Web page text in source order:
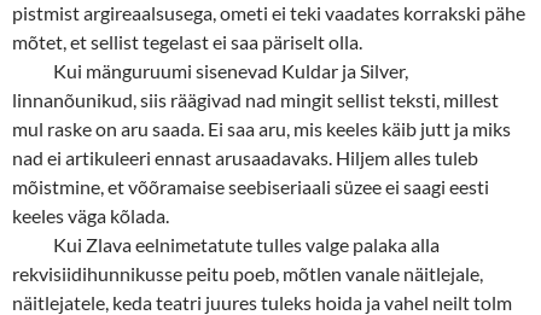
pistmist argireaalsusega, ometi ei teki vaadates korrakski pähe
mõtet, et sellist tegelast ei saa päriselt olla.
Kui mänguruumi sisenevad Kuldar ja Silver,
linnanõunikud, siis räägivad nad mingit sellist teksti, millest
mul raske on aru saada. Ei saa aru, mis keeles käib jutt ja miks
nad ei artikuleeri ennast arusaadavaks. Hiljem alles tuleb
mõistmine, et võõramaise seebiseriaali süzee ei saagi eesti
keeles väga kõlada.
Kui Zlava eelnimetatute tulles valge palaka alla
rekvisiidihunnikusse peitu poeb, mõtlen vanale näitlejale,
näitlejatele, keda teatri juures tuleks hoida ja vahel neilt tolm